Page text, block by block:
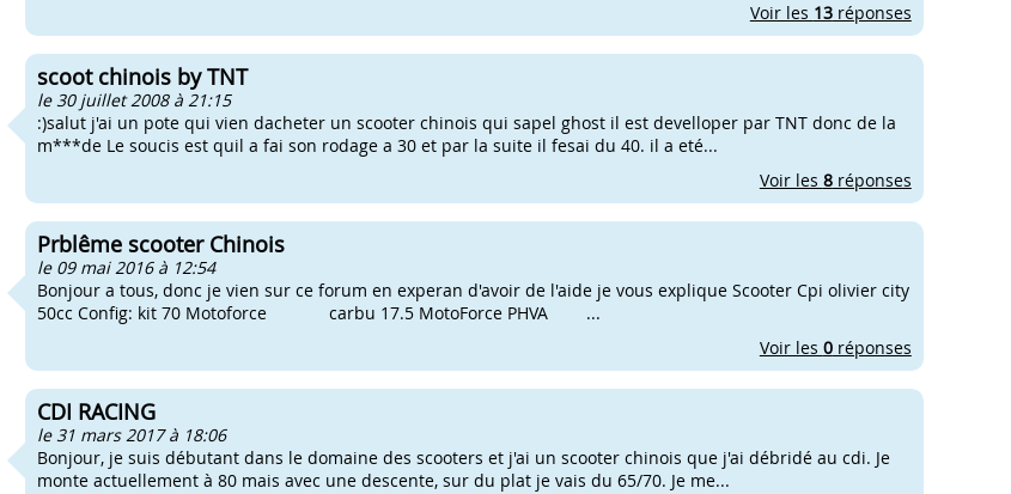
Voir les 13réponses
scoot chinois by TNT
le 30 juillet 2008 à 21:15
:)salut j'ai un pote qui vien dacheter un scooter chinois qui sapel ghost il est develloper par TNT donc de la
m***de Le soucis est quil a fai son rodage a 30 et par la suite il fesai du 40. il a eté...
Voir les 8réponses
Prblême scooter Chinois
le 09 mai 2016 à 12:54
Bonjour a tous, donc je vien sur ce forum en experan d'avoir de l'aide je vous explique Scooter Cpi olivier city
50cc Config: kit 70 Motoforce carbu 17.5 MotoForce PHVA ...
Voir les 0réponses
CDI RACING
le 31 mars 2017 à 18:06
Bonjour, je suis débutant dans le domaine des scooters et j'ai un scooter chinois que j'ai débridé au cdi. Je
monte actuellement à 80 mais avec une descente, sur du plat je vais du 65/70. Je me...